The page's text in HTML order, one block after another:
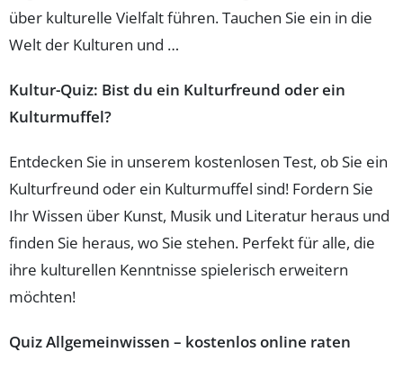
über kulturelle Vielfalt führen. Tauchen Sie ein in die
Welt der Kulturen und …
Kultur-Quiz: Bist du ein Kulturfreund oder ein
Kulturmuffel?
Entdecken Sie in unserem kostenlosen Test, ob Sie ein
Kulturfreund oder ein Kulturmuffel sind! Fordern Sie
Ihr Wissen über Kunst, Musik und Literatur heraus und
finden Sie heraus, wo Sie stehen. Perfekt für alle, die
ihre kulturellen Kenntnisse spielerisch erweitern
möchten!
Quiz Allgemeinwissen – kostenlos online raten